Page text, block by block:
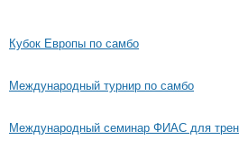
Кубок Европы по самбо
Международный турнир по самбо
Международный семинар ФИАС для